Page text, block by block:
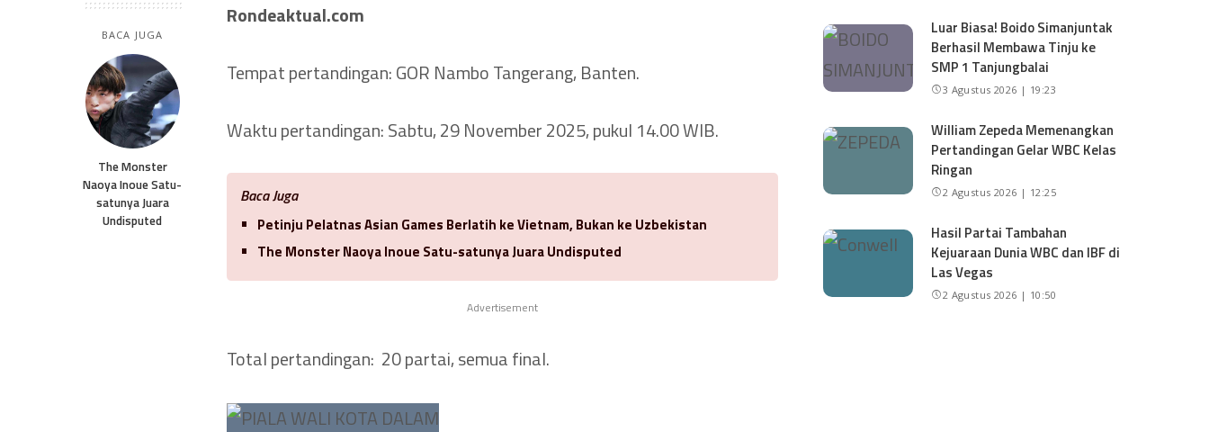
BACA JUGA
The Monster
Naoya Inoue Satu-
satunya Juara
Undisputed
Rondeaktual.com
Tempat pertandingan: GOR Nambo Tangerang, Banten.
Waktu pertandingan: Sabtu, 29 November 2025, pukul 14.00 WIB.
Baca Juga
Petinju Pelatnas Asian Games Berlatih ke Vietnam, Bukan ke Uzbekistan
The Monster Naoya Inoue Satu-satunya Juara Undisputed
Advertisement
Total pertandingan: 20 partai, semua final.
Luar Biasa! Boido Simanjuntak
Berhasil Membawa Tinju ke
SMP 1 Tanjungbalai
3 Agustus 2026 | 19:23
William Zepeda Memenangkan
Pertandingan Gelar WBC Kelas
Ringan
2 Agustus 2026 | 12:25
Hasil Partai Tambahan
Kejuaraan Dunia WBC dan IBF di
Las Vegas
2 Agustus 2026 | 10:50